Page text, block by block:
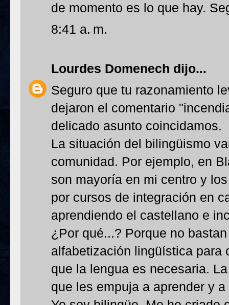
de momento es lo que hay.
8:41 a. m.
Lourdes Domenech dijo...
Seguro que tu razonamiento
dejaron el comentario
delicado asunto coincidamos.
La situación del bilingüismo
comunidad. Por ejemplo, en
son mayoría en mi centro y
por cursos de integración en
aprendiendo el castellano e
¿Por qué...? Porque no
alfabetización lingüística para
que la lengua es necesaria.
que les empuja a aprender y